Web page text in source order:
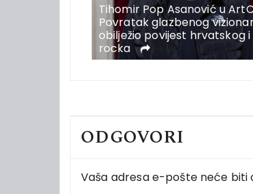
Tihomir Pop Asanović u
Povratak glazbenog
obilježio povijest hrvatskog
rocka
ODGOVORI
Vaša adresa e-pošte neće biti